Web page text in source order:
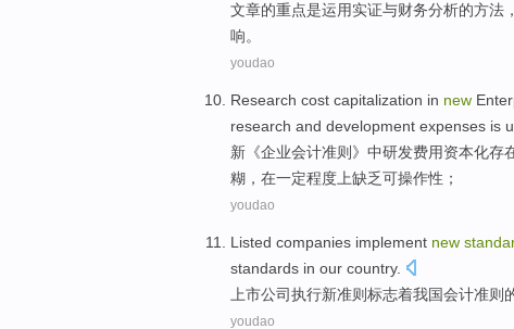
文章的重点是运用实证与财务分析的方法，
响。
youdao
Research cost capitalization in new
research and development expenses is
新 《企业会计准则》 中研发费用资本化存
糊 ， 在一定程度上缺乏可操作性 ；
youdao
Listed companies implement new
standards in our country.
上市公司执行新准则标志着我国会计准则
youdao